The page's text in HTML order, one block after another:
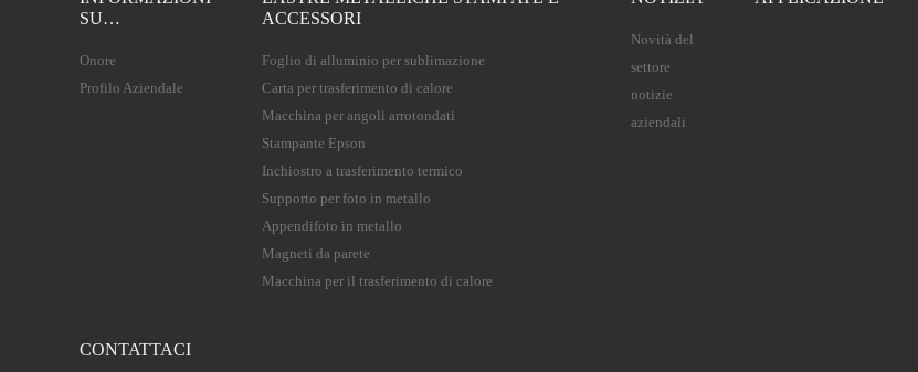
SU…
Onore
Profilo Aziendale
ACCESSORI
Foglio di alluminio per sublimazione
Carta per trasferimento di calore
Macchina per angoli arrotondati
Stampante Epson
Inchiostro a trasferimento termico
Supporto per foto in metallo
Appendifoto in metallo
Magneti da parete
Macchina per il trasferimento di calore
Novità del
settore
notizie
aziendali
CONTATTACI